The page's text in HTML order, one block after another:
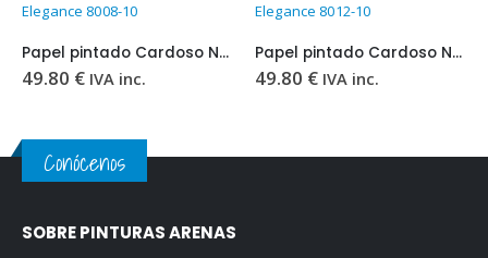
Elegance 8012-10
Papel pintado Cardoso New Elegance 8012-10
49.80 € IVA inc.
Elegance 8012-20
Papel pintado Cardoso New Elegance 8012-20
49.80 € IVA inc.
Conócenos
SOBRE PINTURAS ARENAS